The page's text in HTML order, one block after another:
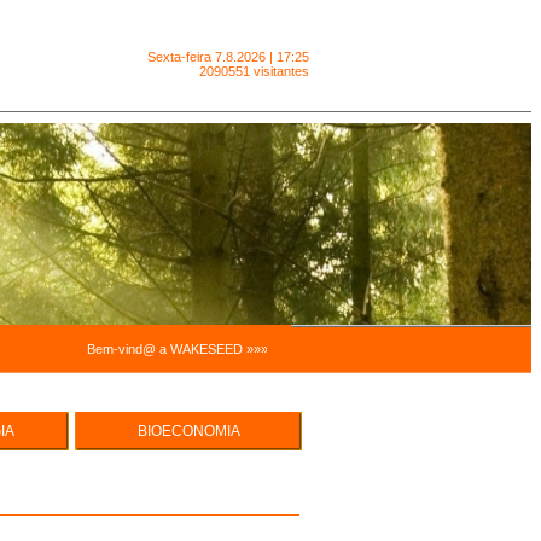
Sexta-feira 7.8.2026 | 17:25
2090551 visitantes
Bem-vind@ a WAKESEED »»» Trabalhamos para facilitar a sustentabilidade
-
BIOECONOMIA
INTEGRADOS E SISTÉMICOS